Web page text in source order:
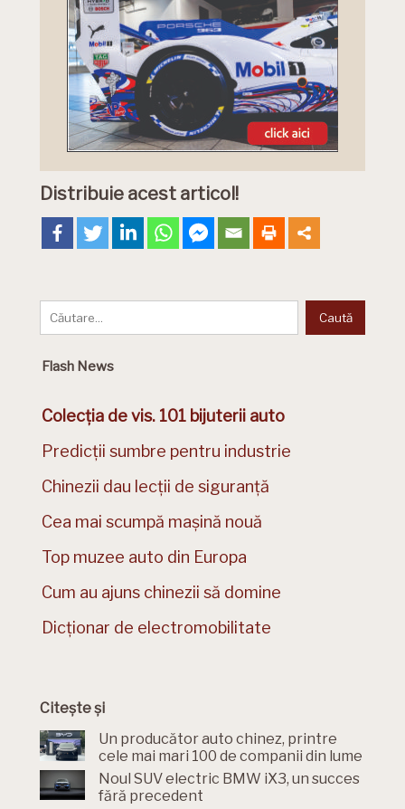
Distribuie acest articol!
Flash News
Colecția de vis. 101 bijuterii auto
Predicții sumbre pentru industrie
Chinezii dau lecții de siguranță
Cea mai scumpă mașină nouă
Top muzee auto din Europa
Cum au ajuns chinezii să domine
Dicționar de electromobilitate
Citește și
Un producător auto chinez, printre
cele mai mari 100 de companii din lume
Noul SUV electric BMW iX3, un succes
fără precedent